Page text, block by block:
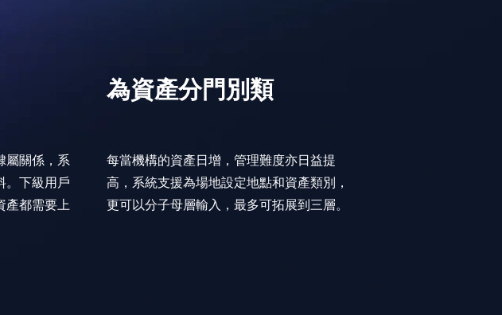
屬關係，系
。下級用戶
產都需要上
為資產分門別類
每當機構的資產日增，管理難度亦日益提
高，系統支援為場地設定地點和資產類別，
更可以分子母層輸入，最多可拓展到三層。